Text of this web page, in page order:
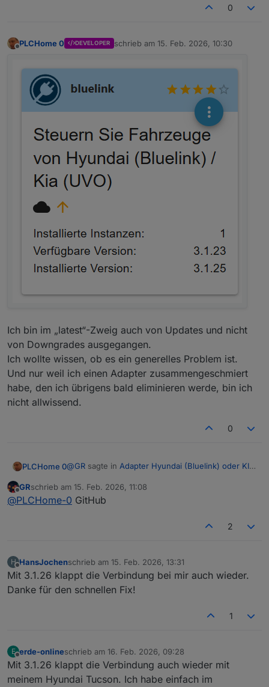
0
PLCHome 0 DEVELOPER schrieb am 15. Feb. 2026, 10:30
zuletzt editiert von
Ich bin im „latest“-Zweig auch von Updates und nicht
von Downgrades ausgegangen.
Ich wollte wissen, ob es ein generelles Problem ist.
Und nur weil ich einen Adapter zusammengeschmiert
habe, den ich übrigens bald eliminieren werde, bin ich
nicht allwissend.
0
PLCHome 0@GR sagte in Adapter Hyundai (Bluelink) oder KIA
Mit 3.1.26 läufts wieder!
Bekommst du die im latest angeboten oder hast
Offline
GRschrieb am 15. Feb. 2026, 11:08
zuletzt editiert von
@PLCHome-0 GitHub
2
H
Offline
HansJochenschrieb am 15. Feb. 2026, 13:31
zuletzt editiert von
Mit 3.1.26 klappt die Verbindung bei mir auch wieder.
Danke für den schnellen Fix!
1
E
Offline
erde-onlineschrieb am 16. Feb. 2026, 09:28
zuletzt editiert von
Mit 3.1.26 klappt die Verbindung auch wieder mit
meinem Hyundai Tucson. Ich habe einfach im